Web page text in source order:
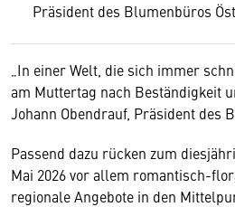
Präsident des Blumenbüros
„In einer Welt, die sich immer
am Muttertag nach Beständigkeit
Johann Obendrauf, Präsident des
Passend dazu rücken zum
Mai 2026 vor allem romantisch-
regionale Angebote in den